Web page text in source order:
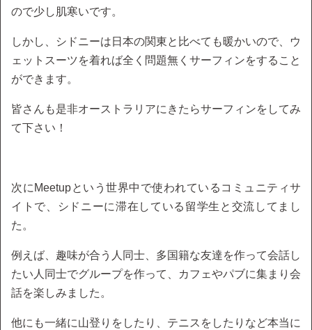
ので少し肌寒いです。
しかし、シドニーは日本の関東と比べても暖かいので、ウ
ェットスーツを着れば全く問題無くサーフィンをすること
ができます。
皆さんも是非オーストラリアにきたらサーフィンをしてみ
て下さい！
次にMeetupという世界中で使われているコミュニティサ
イトで、シドニーに滞在している留学生と交流してまし
た。
例えば、趣味が合う人同士、多国籍な友達を作って会話し
たい人同士でグループを作って、カフェやパブに集まり会
話を楽しみました。
他にも一緒に山登りをしたり、テニスをしたりなど本当に